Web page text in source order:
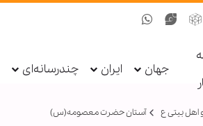
جهان ایران چندرسانه‌ای
اهل بیتی ع آستان حضرت معصومه(س)